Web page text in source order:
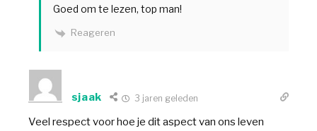
Goed om te lezen, top man!
Reageren
sjaak 3 jaren geleden
Veel respect voor hoe je dit aspect van ons leven